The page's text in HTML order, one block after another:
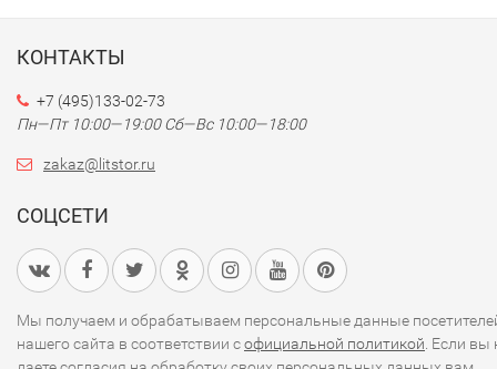
КОНТАКТЫ
+7 (495)133-02-73
Пн—Пт 10:00—19:00 Сб—Вс 10:00—18:00
zakaz@litstor.ru
СОЦСЕТИ
Мы получаем и обрабатываем персональные данные
нашего сайта в соответствии софициальной политикой. Если вы